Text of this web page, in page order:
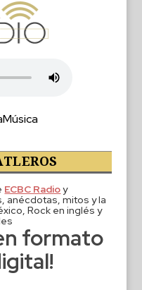
ECBC Radioy
anécdotas, mitos y la
Rock en inglés y
formato